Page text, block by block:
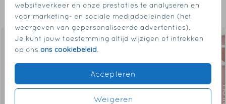
websiteverkeer en onze prestaties te analyseren en
voor marketing- en sociale mediadoeleinden (het
weergeven van gepersonaliseerde advertenties).
Je kunt jouw toestemming altijd wijzigen of intrekken
op ons ons cookiebeleid.
Accepteren
Weigeren
Dit vind je misschien ook leuk